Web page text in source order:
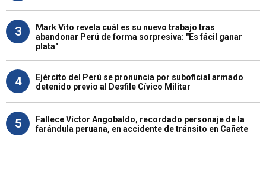
3
Mark Vito revela cuál es su nuevo trabajo tras
abandonar Perú de forma sorpresiva: "Es fácil ganar
plata"
4
Ejército del Perú se pronuncia por suboficial armado
detenido previo al Desfile Cívico Militar
5
Fallece Víctor Angobaldo, recordado personaje de la
farándula peruana, en accidente de tránsito en Cañete